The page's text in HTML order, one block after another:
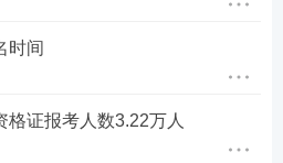
时间
证报考人数3.22万人